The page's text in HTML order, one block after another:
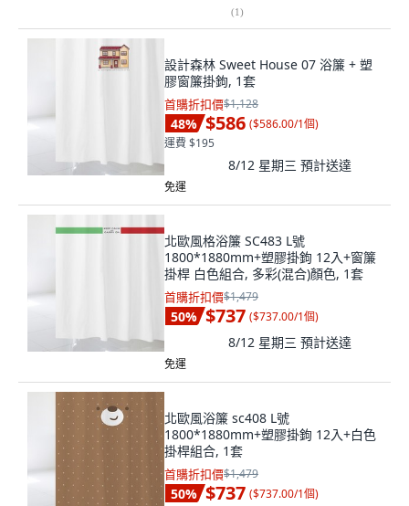
(1)
設計森林 Sweet House 07 浴簾 + 塑
膠窗簾掛鉤, 1套
首購折扣價$1,128
48% $586 ($586.00/1個)
運費 $195
8/12 星期三 預計送達
免運
北歐風格浴簾 SC483 L號
1800*1880mm+塑膠掛鉤 12入+窗簾
掛桿 白色組合, 多彩(混合)顏色, 1套
首購折扣價$1,479
50% $737 ($737.00/1個)
8/12 星期三 預計送達
免運
北歐風浴簾 sc408 L號
1800*1880mm+塑膠掛鉤 12入+白色
掛桿組合, 1套
首購折扣價$1,479
50% $737 ($737.00/1個)